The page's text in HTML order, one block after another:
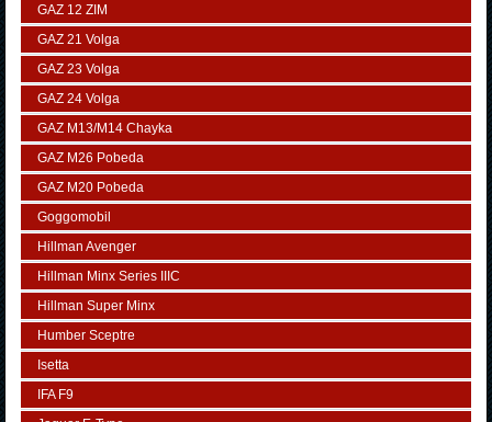
GAZ 12 ZIM
GAZ 21 Volga
GAZ 23 Volga
GAZ 24 Volga
GAZ M13/M14 Chayka
GAZ M26 Pobeda
GAZ М20 Pobeda
Goggomobil
Hillman Avenger
Hillman Minx Series IIIC
Hillman Super Minx
Humber Sceptre
Isetta
IFA F9